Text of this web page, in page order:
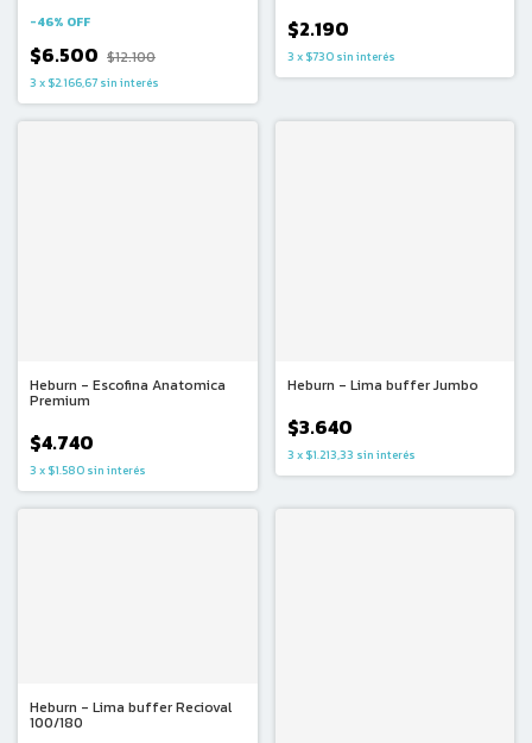
-46% OFF
$6.500 $12.100
3 x $2.166,67 sin interés
$2.190
3 x $730 sin interés
Heburn - Escofina Anatomica
Premium
$4.740
3 x $1.580 sin interés
Heburn - Lima buffer Jumbo
$3.640
3 x $1.213,33 sin interés
Heburn - Lima buffer Recioval
100/180